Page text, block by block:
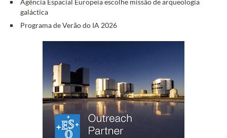
Agência Espacial Europeia escolhe missão de arqueologia
galáctica
Programa de Verão do IA 2026